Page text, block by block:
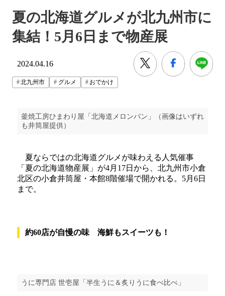
夏の北海道グルメが北九州市に
集結！5月6日まで物産展
2024.04.16
北九州市 グルメ おでかけ
釜焼工房ひまわり屋「北海道メロンパン」（画像はいずれ
も井筒屋提供）
夏ならではの北海道グルメが味わえる人気催事
「夏の北海道物産展」が4月17日から、北九州市小倉
北区の小倉井筒屋・本館8階催場で開かれる。5月6日
まで。
約60店が自慢の味 海鮮もスイーツも！
うに専門店 世壱屋「半生うに＆炙りうに食べ比べ」